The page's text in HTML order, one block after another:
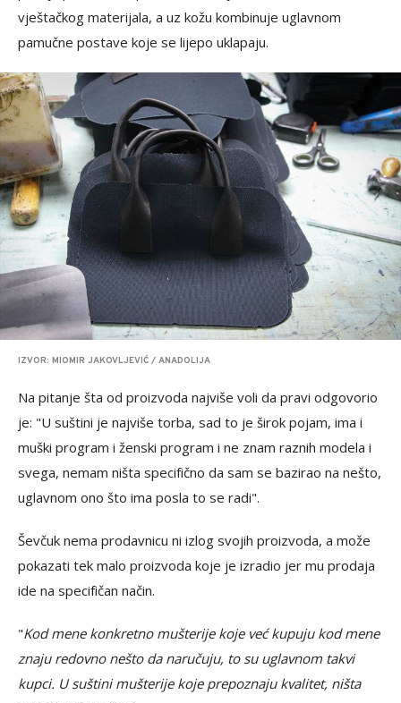
vještačkog materijala, a uz kožu kombinuje uglavnom
pamučne postave koje se lijepo uklapaju.
IZVOR: MIOMIR JAKOVLJEVIĆ / ANADOLIJA
Na pitanje šta od proizvoda najviše voli da pravi odgovorio
je: "U suštini je najviše torba, sad to je širok pojam, ima i
muški program i ženski program i ne znam raznih modela i
svega, nemam ništa specifično da sam se bazirao na nešto,
uglavnom ono što ima posla to se radi".
Ševčuk nema prodavnicu ni izlog svojih proizvoda, a može
pokazati tek malo proizvoda koje je izradio jer mu prodaja
ide na specifičan način.
"Kod mene konkretno mušterije koje već kupuju kod mene
znaju redovno nešto da naručuju, to su uglavnom takvi
kupci. U suštini mušterije koje prepoznaju kvalitet, ništa